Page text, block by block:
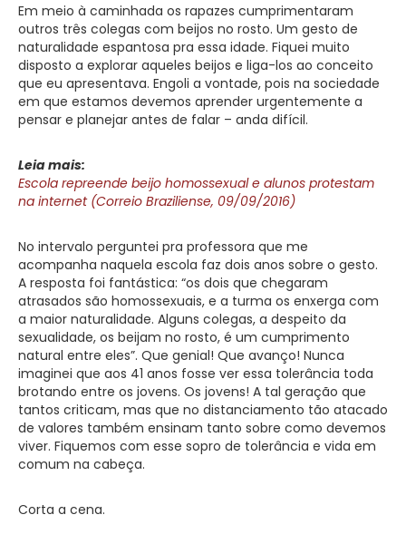
Em meio à caminhada os rapazes cumprimentaram
outros três colegas com beijos no rosto. Um gesto de
naturalidade espantosa pra essa idade. Fiquei muito
disposto a explorar aqueles beijos e liga-los ao conceito
que eu apresentava. Engoli a vontade, pois na sociedade
em que estamos devemos aprender urgentemente a
pensar e planejar antes de falar – anda difícil.
Leia mais:
Escola repreende beijo homossexual e alunos protestam
na internet (Correio Braziliense, 09/09/2016)
No intervalo perguntei pra professora que me
acompanha naquela escola faz dois anos sobre o gesto.
A resposta foi fantástica: “os dois que chegaram
atrasados são homossexuais, e a turma os enxerga com
a maior naturalidade. Alguns colegas, a despeito da
sexualidade, os beijam no rosto, é um cumprimento
natural entre eles”. Que genial! Que avanço! Nunca
imaginei que aos 41 anos fosse ver essa tolerância toda
brotando entre os jovens. Os jovens! A tal geração que
tantos criticam, mas que no distanciamento tão atacado
de valores também ensinam tanto sobre como devemos
viver. Fiquemos com esse sopro de tolerância e vida em
comum na cabeça.
Corta a cena.